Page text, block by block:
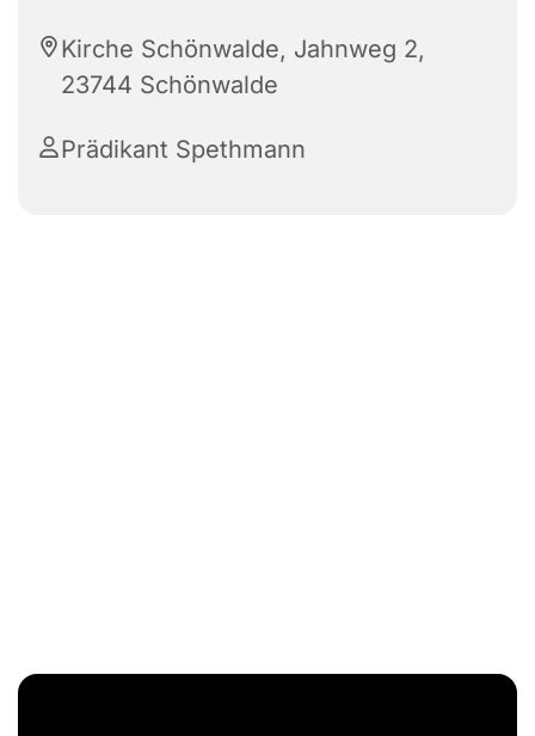
Kirche Schönwalde, Jahnweg 2,
23744 Schönwalde
Prädikant Spethmann